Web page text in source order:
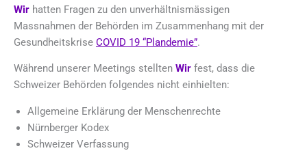
Wir hatten Fragen zu den unverhältnismässigen
Massnahmen der Behörden im Zusammenhang mit der
Gesundheitskrise COVID 19 “Plandemie”.
Während unserer Meetings stellten Wir fest, dass die
Schweizer Behörden folgendes nicht einhielten:
Allgemeine Erklärung der Menschenrechte
Nürnberger Kodex
Schweizer Verfassung